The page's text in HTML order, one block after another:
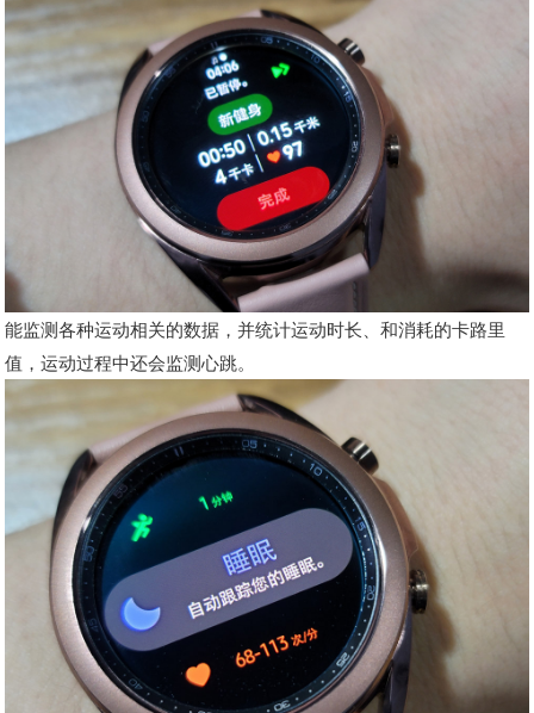
能监测各种运动相关的数据，并统计运动时长、和消耗的卡路里
值，运动过程中还会监测心跳。